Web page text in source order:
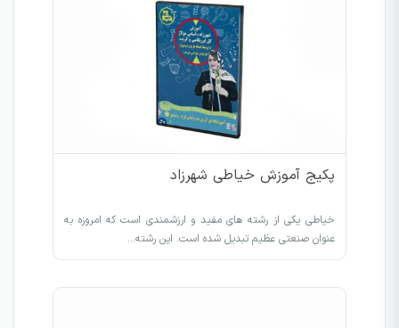
پکیج آموزش خیاطی شهرزاد
خیاطی یکی از رشته های مفید و ارزشمندی است که امروزه به
عنوان صنعتی عظیم تبدیل شده است. این رشته…